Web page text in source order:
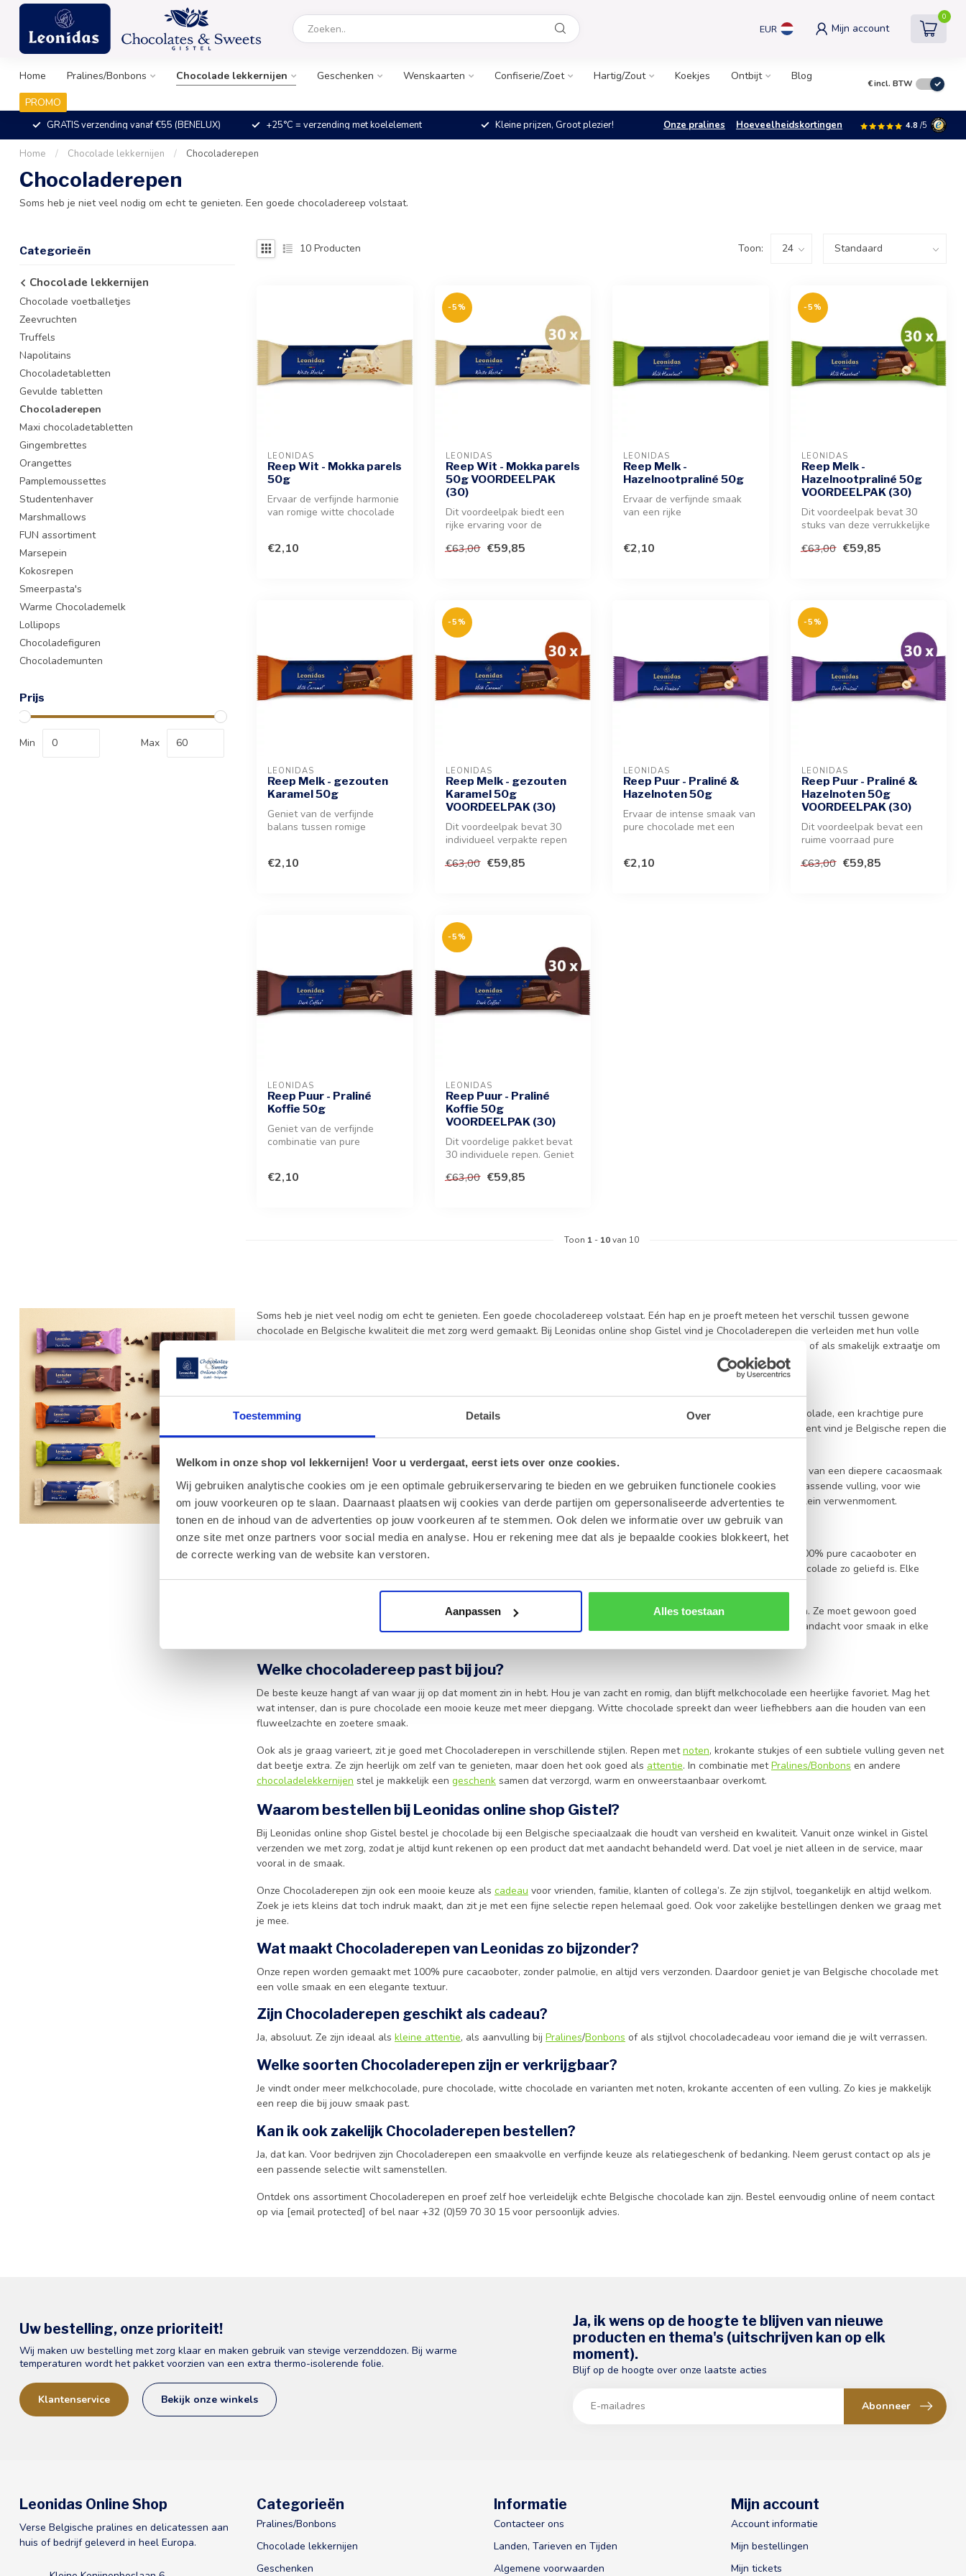
Toestemming Details Over
Welkom in onze shop vol lekkernijen! Voor u verdergaat, eerst iets over onze cookies.
Wij gebruiken analytische cookies om je een optimale gebruikerservaring te bieden en we gebruiken functionele cookies
om jouw voorkeuren op te slaan. Daarnaast plaatsen wij cookies van derde partijen om gepersonaliseerde advertenties te
tonen en de inhoud van de advertenties op jouw voorkeuren af te stemmen. Ook delen we informatie over uw gebruik van
onze site met onze partners voor social media en analyse. Hou er rekening mee dat als je bepaalde cookies blokkeert, het
de correcte werking van de website kan verstoren.
Aanpassen Alles toestaan
EUR Mijn account
0
Home Pralines/Bonbons Chocolade lekkernijen Geschenken Wenskaarten Confiserie/Zoet Hartig/Zout Koekjes Ontbijt
Blog
PROMO
€incl. BTW
GRATIS verzending vanaf €55 (BENELUX) +25°C = verzending met koelelement Kleine prijzen, Groot plezier! Onze pralines Hoeveelheidskortingen 4.8 /5
Home / Chocolade lekkernijen / Chocoladerepen
Chocoladerepen
Soms heb je niet veel nodig om echt te genieten. Een goede chocoladereep volstaat.
Categorieën
Chocolade lekkernijen
Chocolade voetballetjes
Zeevruchten
Truffels
Napolitains
Chocoladetabletten
Gevulde tabletten
Chocoladerepen
Maxi chocoladetabletten
Gingembrettes
Orangettes
Pamplemoussettes
Studentenhaver
Marshmallows
FUN assortiment
Marsepein
Kokosrepen
Smeerpasta's
Warme Chocolademelk
Lollipops
Chocoladefiguren
Chocolademunten
Prijs
Min Max
10 Producten Toon:
LEONIDAS
Reep Wit - Mokka parels
50g
Ervaar de verfijnde harmonie
van romige witte chocolade
€2,10
-5%
LEONIDAS
Reep Wit - Mokka parels
50g VOORDEELPAK
(30)
Dit voordeelpak biedt een
rijke ervaring voor de
individ...
€63,00 €59,85
LEONIDAS
Reep Melk -
Hazelnootpraliné 50g
Ervaar de verfijnde smaak
van een rijke
€2,10
-5%
LEONIDAS
Reep Melk -
Hazelnootpraliné 50g
VOORDEELPAK (30)
Dit voordeelpak bevat 30
stuks van deze verrukkelijke
€63,00 €59,85
LEONIDAS
Reep Melk - gezouten
Karamel 50g
Geniet van de verfijnde
balans tussen romige
€2,10
-5%
LEONIDAS
Reep Melk - gezouten
Karamel 50g
VOORDEELPAK (30)
Dit voordeelpak bevat 30
individueel verpakte repen
€63,00 €59,85
LEONIDAS
Reep Puur - Praliné &
Hazelnoten 50g
Ervaar de intense smaak van
pure chocolade met een
€2,10
-5%
LEONIDAS
Reep Puur - Praliné &
Hazelnoten 50g
VOORDEELPAK (30)
Dit voordeelpak bevat een
ruime voorraad pure
vulling van...
€63,00 €59,85
LEONIDAS
Reep Puur - Praliné
Koffie 50g
Geniet van de verfijnde
combinatie van pure
€2,10
-5%
LEONIDAS
Reep Puur - Praliné
Koffie 50g
VOORDEELPAK (30)
Dit voordelige pakket bevat
30 individuele repen. Geniet
€63,00 €59,85
Toon 1 - 10van 10
Soms heb je niet veel nodig om echt te genieten. Een goede chocoladereep volstaat. Eén hap en je proeft meteen het verschil tussen gewone
chocolade en Belgische kwaliteit die met zorg werd gemaakt. Bij Leonidas online shop Gistel vind je Chocoladerepen die verleiden met hun volle
smaak, fijne textuur en kraakverse kwaliteit. Dat maakt ze perfect voor een klein genietmoment tussendoor, bij de koffie of als smakelijk extraatje om
Chocoladerepen zijn geliefd omdat ze eenvoudig lijken, maar tegelijk zoveel smaak kunnen bieden. Een romige melkchocolade, een krachtige pure
variant of een zachte witte chocolade kan precies dat kleine geluksmoment brengen waar je zin in hebt. In ons assortiment vind je Belgische repen die
Sommige mensen grijpen graag naar een klassieke melkreep omdat die zo zacht en toegankelijk is. Anderen houden net van een diepere cacaosmaak
en kiezen liever voor pure chocolade met meer karakter. Er zijn ook Chocoladerepen met een krokante toets of een verrassende vulling, voor wie
graag eens iets anders proeft. Zo wordt elke reep meer dan zomaar een zoete snack en krijgt ze het karakter van een klein verwenmoment.
Belgische chocolade met zorg gemaakt
Bij Leonidas Gistel draait alles om kwaliteit die je meteen proeft. Daarom worden onze Chocoladerepen gemaakt met 100% pure cacaoboter en
zonder palmolie. Dat zorgt voor een romige beet, een verfijnde smaak en die typische zachtheid waarvoor Belgische chocolade zo geliefd is. Elke
bestelling wordt bovendien vers verzonden, zodat je thuis dezelfde kwaliteit ontvangt als in de winkel.
Wie graag bewust kiest, weet die pure ingrediënten extra te waarderen. Goede chocolade hoeft niet ingewikkeld te zijn. Ze moet gewoon goed
gemaakt zijn. Net daarin schuilt de kracht van een echte Belgische chocoladereep. Je proeft vakmanschap, traditie en aandacht voor smaak in elke
Welke chocoladereep past bij jou?
De beste keuze hangt af van waar jij op dat moment zin in hebt. Hou je van zacht en romig, dan blijft melkchocolade een heerlijke favoriet. Mag het
wat intenser, dan is pure chocolade een mooie keuze met meer diepgang. Witte chocolade spreekt dan weer liefhebbers aan die houden van een
fluweelzachte en zoetere smaak.
Ook als je graag varieert, zit je goed met Chocoladerepen in verschillende stijlen. Repen metnoten, krokante stukjes of een subtiele vulling geven net
dat beetje extra. Ze zijn heerlijk om zelf van te genieten, maar doen het ook goed als attentie. In combinatie metPralines/Bonbons en andere
chocoladelekkernijen stel je makkelijk een geschenk samen dat verzorgd, warm en onweerstaanbaar overkomt.
Waarom bestellen bij Leonidas online shop Gistel?
Bij Leonidas online shop Gistel bestel je chocolade bij een Belgische speciaalzaak die houdt van versheid en kwaliteit. Vanuit onze winkel in Gistel
verzenden we met zorg, zodat je altijd kunt rekenen op een product dat met aandacht behandeld werd. Dat voel je niet alleen in de service, maar
vooral in de smaak.
Onze Chocoladerepen zijn ook een mooie keuze als cadeau voor vrienden, familie, klanten of collega’s. Ze zijn stijlvol, toegankelijk en altijd welkom.
Zoek je iets kleins dat toch indruk maakt, dan zit je met een fijne selectie repen helemaal goed. Ook voor zakelijke bestellingen denken we graag met
je mee.
Wat maakt Chocoladerepen van Leonidas zo bijzonder?
Onze repen worden gemaakt met 100% pure cacaoboter, zonder palmolie, en altijd vers verzonden. Daardoor geniet je van Belgische chocolade met
een volle smaak en een elegante textuur.
Zijn Chocoladerepen geschikt als cadeau?
Ja, absoluut. Ze zijn ideaal als kleine attentie, als aanvulling bij Pralines/Bonbons of als stijlvol chocoladecadeau voor iemand die je wilt verrassen.
Welke soorten Chocoladerepen zijn er verkrijgbaar?
Je vindt onder meer melkchocolade, pure chocolade, witte chocolade en varianten met noten, krokante accenten of een vulling. Zo kies je makkelijk
een reep die bij jouw smaak past.
Kan ik ook zakelijk Chocoladerepen bestellen?
Ja, dat kan. Voor bedrijven zijn Chocoladerepen een smaakvolle en verfijnde keuze als relatiegeschenk of bedanking. Neem gerust contact op als je
een passende selectie wilt samenstellen.
Ontdek ons assortiment Chocoladerepen en proef zelf hoe verleidelijk echte Belgische chocolade kan zijn. Bestel eenvoudig online of neem contact
op via [email protected] of bel naar +32 (0)59 70 30 15 voor persoonlijk advies.
Uw bestelling, onze prioriteit!
Wij maken uw bestelling met zorg klaar en maken gebruik van stevige verzenddozen. Bij warme
temperaturen wordt het pakket voorzien van een extra thermo-isolerende folie.
Klantenservice Bekijk onze winkels
Ja, ik wens op de hoogte te blijven van nieuwe
producten en thema's (uitschrijven kan op elk
moment).
Blijf op de hoogte over onze laatste acties
Abonneer
Leonidas Online Shop
Verse Belgische pralines en delicatessen aan
huis of bedrijf geleverd in heel Europa.
Categorieën
Pralines/Bonbons
Chocolade lekkernijen
Geschenken
Informatie
Contacteer ons
Landen, Tarieven en Tijden
Algemene voorwaarden
Mijn account
Account informatie
Mijn bestellingen
Mijn tickets